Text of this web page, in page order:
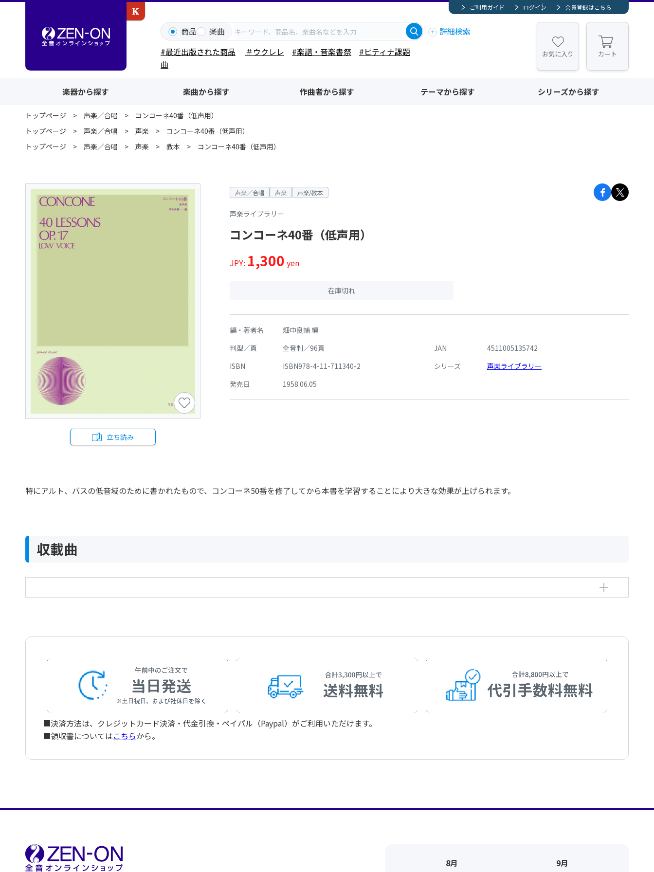
ご利用ガイド ログイン 会員登録はこちら
商品 楽曲
詳細検索
#最近出版された商品
＃ウクレレ #楽譜・音楽書祭
#ピティナ課題
曲
お気に入り カート
楽器から探す 楽曲から探す 作曲者から探す テーマから探す シリーズから探す
トップページ 声楽／合唱
コンコーネ40番（低声用）
トップページ
声楽／合唱 声楽
コンコーネ40番（低声用）
トップページ
声楽／合唱 声楽 教本 コンコーネ40番（低声用）
立ち読み
声楽／合唱 声楽 声楽/教本
声楽ライブラリー
コンコーネ40番（低声用）
JPY: 1,300 yen
在庫切れ
編・著者名
畑中良輔 編
判型／頁
全音判／96頁 JAN
4511005135742
ISBN
ISBN978-4-11-711340-2 シリーズ
声楽ライブラリー
発売日
1958.06.05
特にアルト、バスの低音域のために書かれたもので、コンコーネ50番を修了してから本書を学習することにより大きな効果が上げられます。
収載曲
■決済方法は、クレジットカード決済・代金引換・ペイパル（Paypal）がご利用いただけます。
■領収書についてはこちらから。
8月 9月